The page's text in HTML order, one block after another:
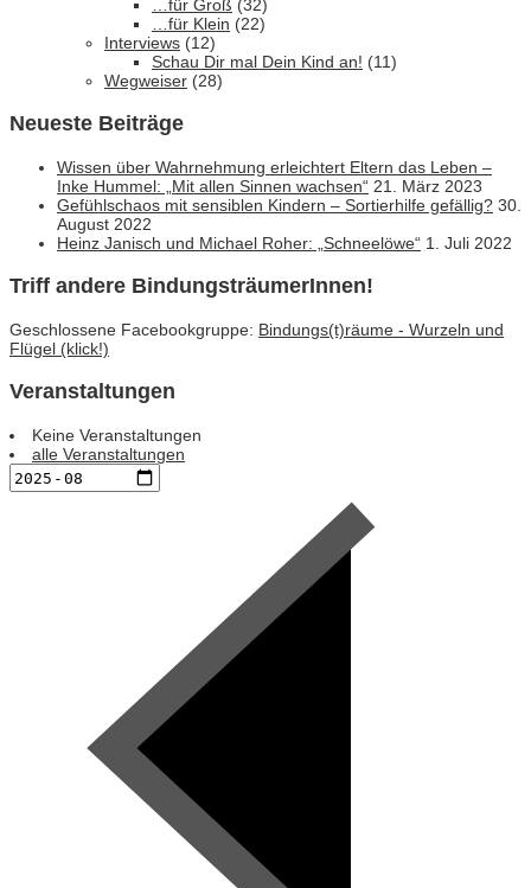
…für Groß (32)
…für Klein (22)
Interviews (12)
Schau Dir mal Dein Kind an! (11)
Wegweiser (28)
Neueste Beiträge
Wissen über Wahrnehmung erleichtert Eltern das Leben –
Inke Hummel: „Mit allen Sinnen wachsen“ 21. März 2023
Gefühlschaos mit sensiblen Kindern – Sortierhilfe gefällig? 30.
August 2022
Heinz Janisch und Michael Roher: „Schneelöwe“ 1. Juli 2022
Triff andere BindungsträumerInnen!
Geschlossene Facebookgruppe: Bindungs(t)räume - Wurzeln und
Flügel (klick!)
Veranstaltungen
Keine Veranstaltungen
alle Veranstaltungen